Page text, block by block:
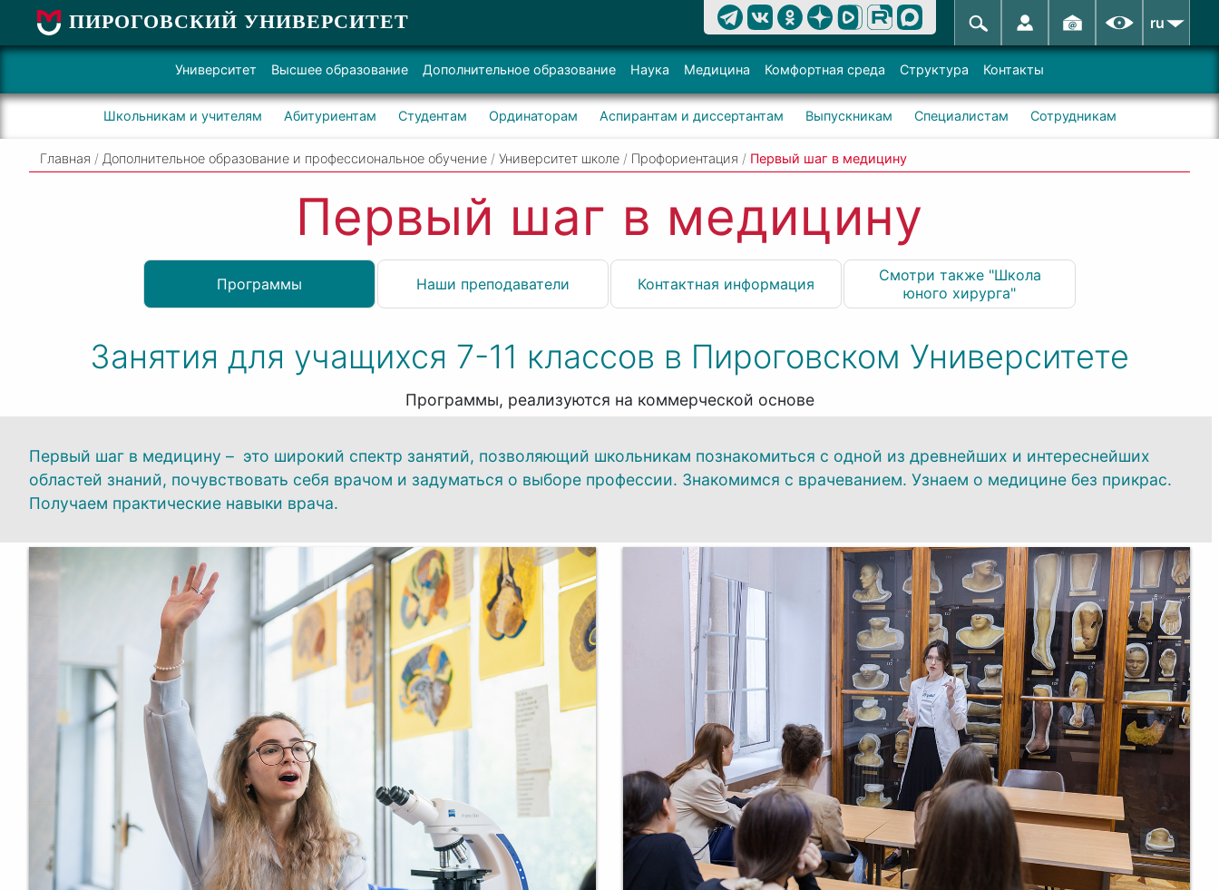
ПИРОГОВСКИЙ УНИВЕРСИТЕТ ru
Университет Высшее образование Дополнительное образование Наука Медицина Комфортная среда Структура Контакты
Школьникам и учителям Абитуриентам Студентам Ординаторам Аспирантам и диссертантам Выпускникам Специалистам Сотрудникам
Главная / Дополнительное образование и профессиональное обучение / Университет школе / Профориентация / Первый шаг в медицину
Первый шаг в медицину
Программы Наши преподаватели Контактная информация
Смотри также "Школа
юного хирурга"
Занятия для учащихся 7-11 классов в Пироговском Университете
Программы, реализуются на коммерческой основе
Первый шаг в медицину – это широкий спектр занятий, позволяющий школьникам познакомиться с одной из древнейших и интереснейших
областей знаний, почувствовать себя врачом и задуматься о выборе профессии. Знакомимся с врачеванием. Узнаем о медицине без прикрас.
Получаем практические навыки врача.